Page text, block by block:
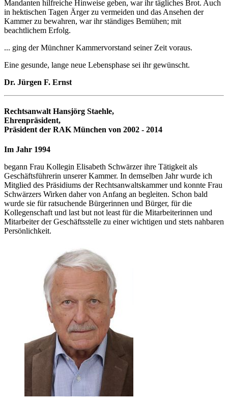
Mandanten hilfreiche Hinweise geben, war ihr tägliches Brot. Auch
in hektischen Tagen Ärger zu vermeiden und das Ansehen der
Kammer zu bewahren, war ihr ständiges Bemühen; mit
beachtlichem Erfolg.
... ging der Münchner Kammervorstand seiner Zeit voraus.
Eine gesunde, lange neue Lebensphase sei ihr gewünscht.
Dr. Jürgen F. Ernst
Rechtsanwalt Hansjörg Staehle,
Ehrenpräsident,
Präsident der RAK München von 2002 - 2014
Im Jahr 1994
begann Frau Kollegin Elisabeth Schwärzer ihre Tätigkeit als
Geschäftsführerin unserer Kammer. In demselben Jahr wurde ich
Mitglied des Präsidiums der Rechtsanwaltskammer und konnte Frau
Schwärzers Wirken daher von Anfang an begleiten. Schon bald
wurde sie für ratsuchende Bürgerinnen und Bürger, für die
Kollegenschaft und last but not least für die Mitarbeiterinnen und
Mitarbeiter der Geschäftsstelle zu einer wichtigen und stets nahbaren
Persönlichkeit.